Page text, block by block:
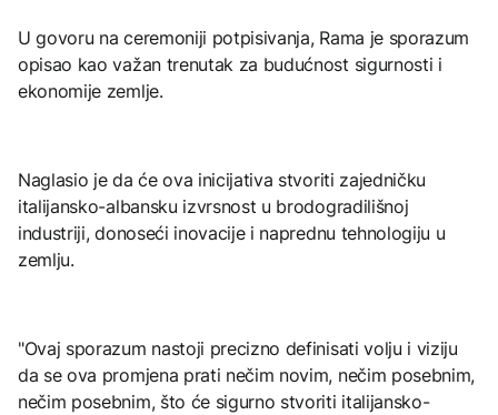
U govoru na ceremoniji potpisivanja, Rama je sporazum
opisao kao važan trenutak za budućnost sigurnosti i
ekonomije zemlje.
Naglasio je da će ova inicijativa stvoriti zajedničku
italijansko-albansku izvrsnost u brodogradilišnoj
industriji, donoseći inovacije i naprednu tehnologiju u
zemlju.
"Ovaj sporazum nastoji precizno definisati volju i viziju
da se ova promjena prati nečim novim, nečim posebnim,
nečim posebnim, što će sigurno stvoriti italijansko-